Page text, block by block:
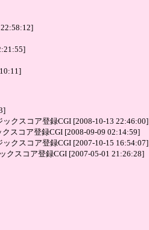
クスコア登録CGI [2008-10-13 22:46:00]
スコア登録CGI [2008-09-09 02:14:59]
クスコア登録CGI [2007-10-15 16:54:07]
スコア登録CGI [2007-05-01 21:26:28]